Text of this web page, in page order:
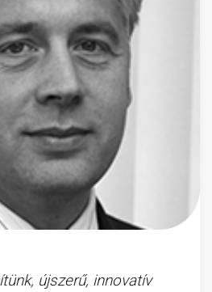
újszerű, innovatív